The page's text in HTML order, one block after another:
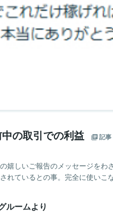
の取引での利益 記事
嬉しいご報告のメッセージを
れているとの事。完全に使い
ルームより